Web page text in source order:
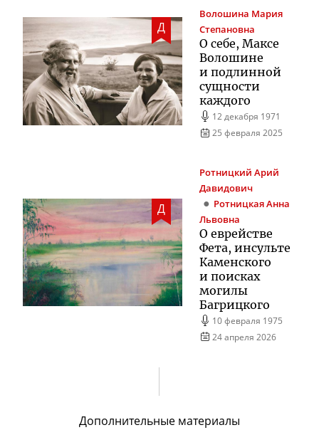
Д
Волошина Мария
Степановна
О себе, Максе
Волошине
и подлинной
сущности
каждого
12 декабря 1971
25 февраля 2025
Д
Ротницкий Арий
Давидович
Ротницкая Анна
Львовна
О еврействе
Фета, инсульте
Каменского
и поисках
могилы
Багрицкого
10 февраля 1975
24 апреля 2026
Дополнительные материалы